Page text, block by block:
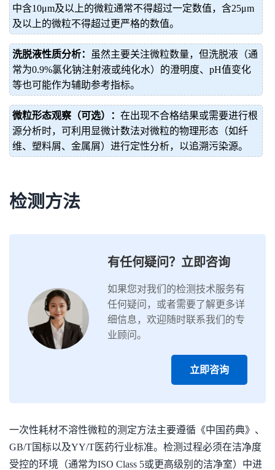
中含10μm及以上的微粒通常不得超过一定数值，含25μm
及以上的微粒不得超过更严格的数值。
洗脱液性质分析：
虽然主要关注微粒数量，但洗脱液（通
常为0.9%氯化钠注射液或纯化水）的澄明度、pH值变化
等也可能作为辅助参考指标。
微粒形态观察（可选）： 在出现不合格结果或需要进行根
源分析时，可利用显微计数法对微粒的物理形态（如纤
维、塑料屑、金属屑）进行定性分析，以追溯污染源。
检测方法
有任何疑问？立即咨询
如果您对我们的检测技术服务有
任何疑问，或者需要了解更多详
细信息，欢迎随时联系我们的专
业顾问。
立即咨询
一次性耗材不溶性微粒的测定方法主要遵循《中国药典》、
GB/T国标以及YY/T医药行业标准。检测过程必须在洁净度
受控的环境（通常为ISO Class 5或更高级别的洁净室）中进